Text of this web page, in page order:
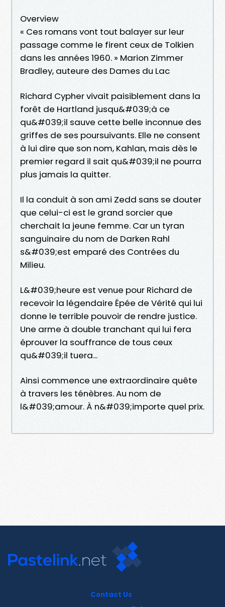
Overview
« Ces romans vont tout balayer sur leur
passage comme le firent ceux de Tolkien
dans les années 1960. » Marion Zimmer
Bradley, auteure des Dames du Lac
Richard Cypher vivait paisiblement dans la
forêt de Hartland jusqu&#039;à ce
qu&#039;il sauve cette belle inconnue des
griffes de ses poursuivants. Elle ne consent
à lui dire que son nom, Kahlan, mais dès le
premier regard il sait qu&#039;il ne pourra
plus jamais la quitter.
Il la conduit à son ami Zedd sans se douter
que celui-ci est le grand sorcier que
cherchait la jeune femme. Car un tyran
sanguinaire du nom de Darken Rahl
s&#039;est emparé des Contrées du
Milieu.
L&#039;heure est venue pour Richard de
recevoir la légendaire Épée de Vérité qui lui
donne le terrible pouvoir de rendre justice.
Une arme à double tranchant qui lui fera
éprouver la souffrance de tous ceux
qu&#039;il tuera...
Ainsi commence une extraordinaire quête
à travers les ténèbres. Au nom de
l&#039;amour. À n&#039;importe quel prix.
Contact Us